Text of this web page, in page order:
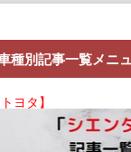
種別記事一覧メニ
トヨタ】